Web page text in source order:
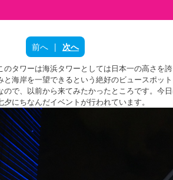
前へ | 次へ
タワーは海浜タワーとしては日本一の高さを
海岸を一望できるという絶好のビュースポッ
で、以前から来てみたかったところです。今日
にちなんだイベントが行われています。